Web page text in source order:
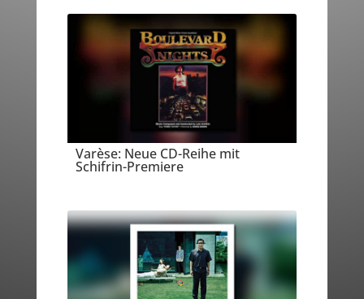
Varèse: Neue CD-Reihe mit
Schifrin-Premiere